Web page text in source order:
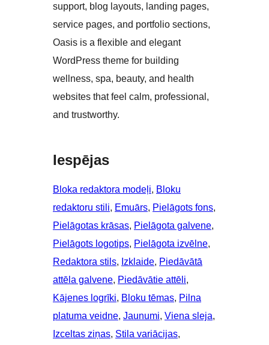
support, blog layouts, landing pages,
service pages, and portfolio sections,
Oasis is a flexible and elegant
WordPress theme for building
wellness, spa, beauty, and health
websites that feel calm, professional,
and trustworthy.
Iespējas
Bloka redaktora modeļi, Bloku
redaktoru stili, Emuārs, Pielāgots fons
Pielāgotas krāsas, Pielāgota galvene
Pielāgots logotips, Pielāgota izvēlne
Redaktora stils, Izklaide, Piedāvātā
attēla galvene, Piedāvātie attēli
Kājenes logrīki, Bloku tēmas, Pilna
platuma veidne, Jaunumi, Viena sleja
Izceltas ziņas, Stila variācijas